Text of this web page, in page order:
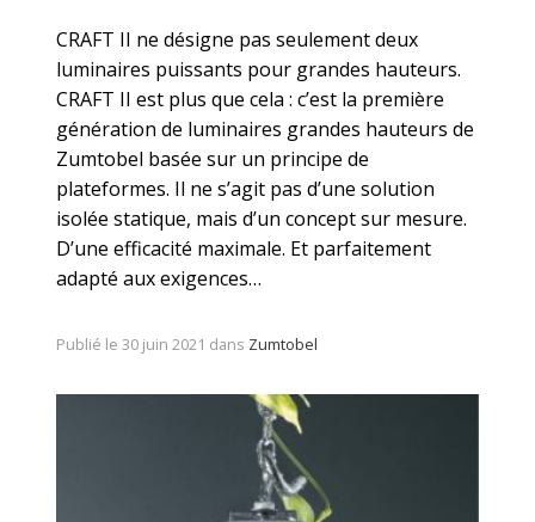
CRAFT II ne désigne pas seulement deux
luminaires puissants pour grandes hauteurs.
CRAFT II est plus que cela : c’est la première
génération de luminaires grandes hauteurs de
Zumtobel basée sur un principe de
plateformes. Il ne s’agit pas d’une solution
isolée statique, mais d’un concept sur mesure.
D’une efficacité maximale. Et parfaitement
adapté aux exigences…
Publié le 30 juin 2021 dans Zumtobel